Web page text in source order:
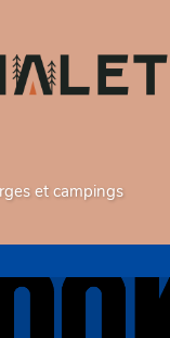
et campings